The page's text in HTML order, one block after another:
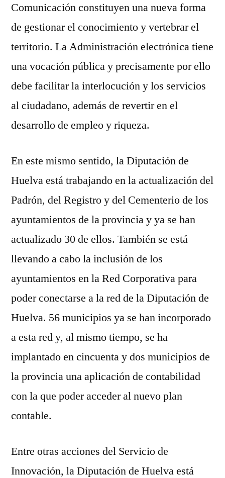
Comunicación constituyen una nueva forma
de gestionar el conocimiento y vertebrar el
territorio. La Administración electrónica tiene
una vocación pública y precisamente por ello
debe facilitar la interlocución y los servicios
al ciudadano, además de revertir en el
desarrollo de empleo y riqueza.
En este mismo sentido, la Diputación de
Huelva está trabajando en la actualización del
Padrón, del Registro y del Cementerio de los
ayuntamientos de la provincia y ya se han
actualizado 30 de ellos. También se está
llevando a cabo la inclusión de los
ayuntamientos en la Red Corporativa para
poder conectarse a la red de la Diputación de
Huelva. 56 municipios ya se han incorporado
a esta red y, al mismo tiempo, se ha
implantado en cincuenta y dos municipios de
la provincia una aplicación de contabilidad
con la que poder acceder al nuevo plan
contable.
Entre otras acciones del Servicio de
Innovación, la Diputación de Huelva está